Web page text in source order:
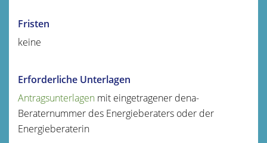
Fristen
keine
Erforderliche Unterlagen
Antragsunterlagen mit eingetragener dena-
Beraternummer des Energieberaters oder der
Energieberaterin